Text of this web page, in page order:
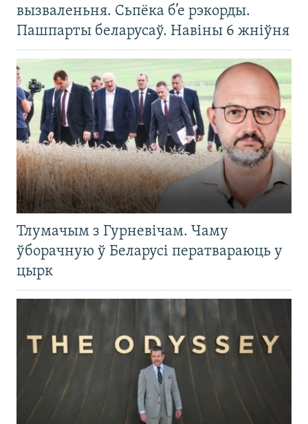
вызваленьня. Сьпёка б’е рэкорды.
Пашпарты беларусаў. Навіны 6 жніўня
Тлумачым з Гурневічам. Чаму
ўборачную ў Беларусі ператвараюць у
цырк